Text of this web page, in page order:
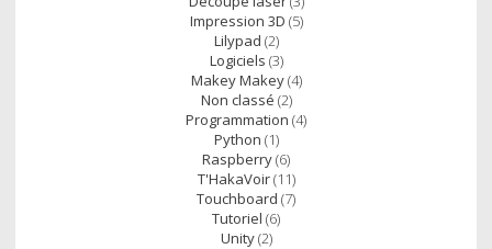
Impression 3D (5)
Lilypad (2)
Logiciels (3)
Makey Makey(4)
Non classé (2)
Programmation (4)
Python (1)
Raspberry(6)
T'HakaVoir(11)
Touchboard (7)
Tutoriel (6)
Unity(2)